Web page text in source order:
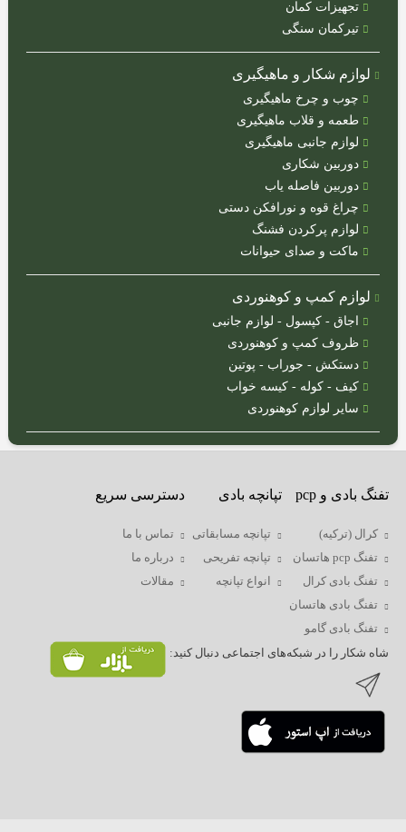
آسلکون
(ترکیه)
هاتسان
(ترکیه)
رکسی
مکس
(ترکیه)
(آلمان)
دیانا
(آلمان)
(آلمان)
اومارکس
(آلمان)
ایرآرمز
(انگلیس)
بی
ای
دی
استیت
گامو
اسنوپیک
ارتمیس
تجهیزات کمان
تیرکمان سنگی
لوازم شکار و ماهیگیری
چوب و چرخ ماهیگیری
طعمه و قلاب ماهیگیری
لوازم جانبی ماهیگیری
دوربین شکاری
دوربین فاصله یاب
چراغ قوه و نورافکن دستی
لوازم پرکردن فشنگ
ماکت و صدای حیوانات
لوازم کمپ و کوهنوردی
اجاق - کپسول - لوازم جانبی
ظروف کمپ و کوهنوردی
دستکش - جوراب - پوتین
کیف - کوله - کیسه خواب
سایر لوازم کوهنوردی
تفنگ بادی و pcp
کرال (ترکیه)
تفنگ pcp هاتسان
تفنگ بادی کرال
تفنگ بادی هاتسان
تفنگ بادی گامو
تپانچه بادی
تپانچه مسابقاتی
تپانچه تفریحی
انواع تپانچه
دسترسی سریع
تماس با ما
درباره ما
مقالات
شاه شکار را در شبکه‌های اجتماعی دنبال کنید: